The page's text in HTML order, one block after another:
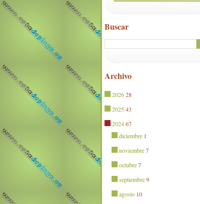
Buscar
Archivo
202628
202543
202467
diciembre 1
noviembre 7
octubre 7
septiembre 9
agosto 10